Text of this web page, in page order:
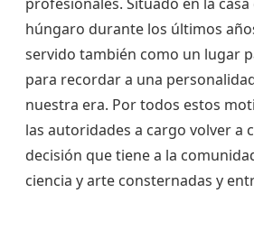
húngaro durante los últimos
servido también como un lugar
para recordar a una
nuestra era. Por todos estos
las autoridades a cargo volver a
decisión que tiene a la
ciencia y arte consternadas y